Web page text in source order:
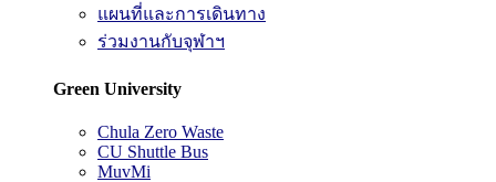
แผนที่และการเดินทาง
ร่วมงานกับจุฬาฯ
Green University
Chula Zero Waste
CU Shuttle Bus
MuvMi